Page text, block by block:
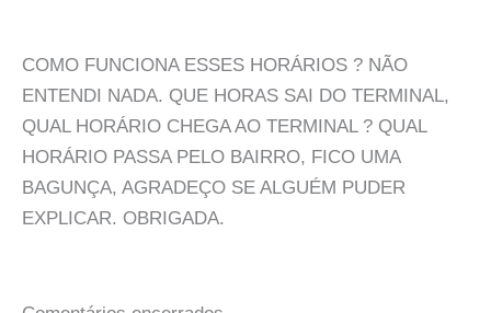
COMO FUNCIONA ESSES HORÁRIOS ? NÃO
ENTENDI NADA. QUE HORAS SAI DO TERMINAL,
QUAL HORÁRIO CHEGA AO TERMINAL ? QUAL
HORÁRIO PASSA PELO BAIRRO, FICO UMA
BAGUNÇA, AGRADEÇO SE ALGUÉM PUDER
EXPLICAR. OBRIGADA.